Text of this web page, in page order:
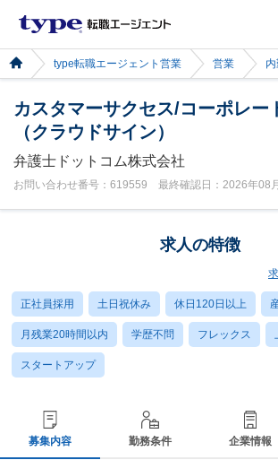
type転職エージェント営業 営業
カスタマーサクセス/コーポレー
（クラウドサイン）
弁護士ドットコム株式会社
お問い合わせ番号：619559 最終確認日：2026年08
求人の特徴
正社員採用 土日祝休み 休日120日以上
月残業20時間以内 学歴不問 フレックス
スタートアップ
募集内容 勤務条件 企業情報